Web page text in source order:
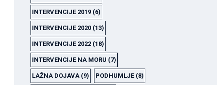
INTERVENCIJE 2019(6)
INTERVENCIJE 2020(13)
INTERVENCIJE 2022(18)
INTERVENCIJE NA MORU (7)
LAŽNA DOJAVA(9) PODHUMLJE(8)